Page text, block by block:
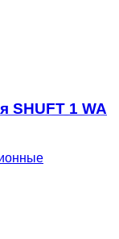
SHUFT 1 WA